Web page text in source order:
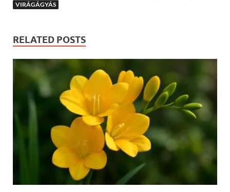
VIRÁGÁGYÁS
RELATED POSTS